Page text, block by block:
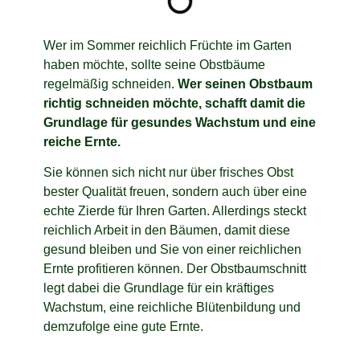
Wer im Sommer reichlich Früchte im Garten
haben möchte, sollte seine Obstbäume
regelmäßig schneiden. Wer seinen Obstbaum
richtig schneiden möchte, schafft damit die
Grundlage für gesundes Wachstum und eine
reiche Ernte.
Sie können sich nicht nur über frisches Obst
bester Qualität freuen, sondern auch über eine
echte Zierde für Ihren Garten. Allerdings steckt
reichlich Arbeit in den Bäumen, damit diese
gesund bleiben und Sie von einer reichlichen
Ernte profitieren können. Der Obstbaumschnitt
legt dabei die Grundlage für ein kräftiges
Wachstum, eine reichliche Blütenbildung und
demzufolge eine gute Ernte.